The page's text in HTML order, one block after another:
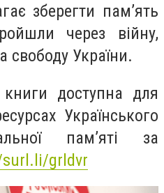
зберегти пам’ять
через війну,
свободу України.
книги доступна для
Українського
пам’яті за
grldvr